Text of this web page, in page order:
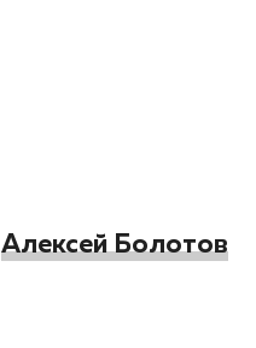
Алексей Болотов